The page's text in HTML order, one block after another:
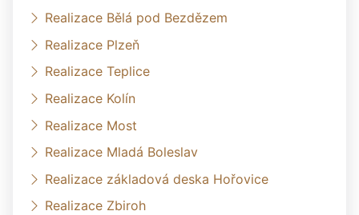
Realizace Bělá pod Bezdězem
Realizace Plzeň
Realizace Teplice
Realizace Kolín
Realizace Most
Realizace Mladá Boleslav
Realizace základová deska Hořovice
Realizace Zbiroh